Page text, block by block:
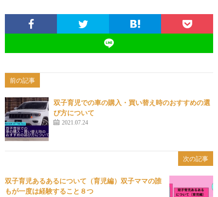
前の記事
双子育児での車の購入・買い替え時のおすすめの選
び方について
2021.07.24
次の記事
双子育児あるあるについて（育児編）双子ママの誰
もが一度は経験すること８つ